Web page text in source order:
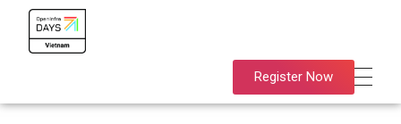
Register Now